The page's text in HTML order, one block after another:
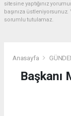
sitesine yaptığınız
başınıza
sorumlu tutulamaz.
Anasayfa
Başkanı